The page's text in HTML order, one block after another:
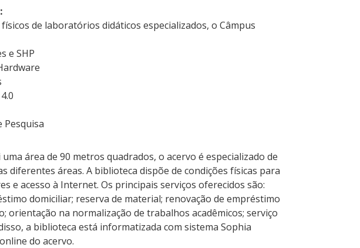
de laboratórios didáticos especializados, o Câmpus
e SHP
área de 90 metros quadrados, o acervo é especializado de
diferentes áreas. A biblioteca dispõe de condições físicas para
e acesso à Internet. Os principais serviços oferecidos são:
domiciliar; reserva de material; renovação de empréstimo
orientação na normalização de trabalhos acadêmicos; serviço
a biblioteca está informatizada com sistema Sophia
do acervo.